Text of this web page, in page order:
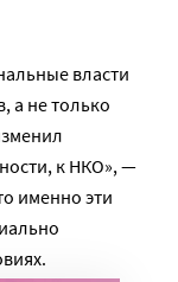
власти
а не только
к НКО», —
именно эти